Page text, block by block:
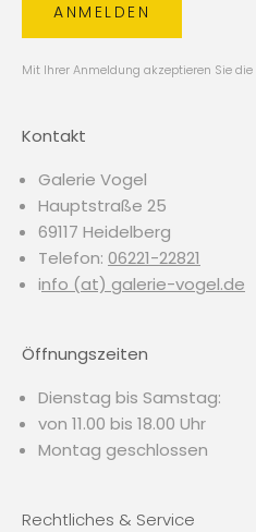
ANMELDEN
Mit Ihrer Anmeldung akzeptieren Sie die
Kontakt
Galerie Vogel
Hauptstraße 25
69117 Heidelberg
Telefon: 06221-22821
info (at) galerie-vogel.de
Öffnungszeiten
Dienstag bis Samstag:
von 11.00 bis 18.00 Uhr
Montag geschlossen
Rechtliches & Service